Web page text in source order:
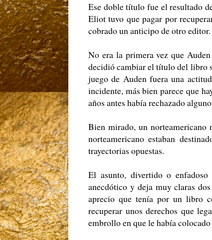
Ese doble título fue el resultado
Eliot tuvo que pagar por
cobrado un anticipo de otro editor.
No era la primera vez que
decidió cambiar el título del libro
juego de Auden fuera una
incidente, más bien parece que
años antes había rechazado
Bien mirado, un norteamericano
norteamericano estaban
trayectorias opuestas.
El asunto, divertido o
anecdótico y deja muy claras
aprecio que tenía por un libro
recuperar unos derechos que
embrollo en que le había